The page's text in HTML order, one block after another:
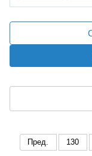
Пред.
130